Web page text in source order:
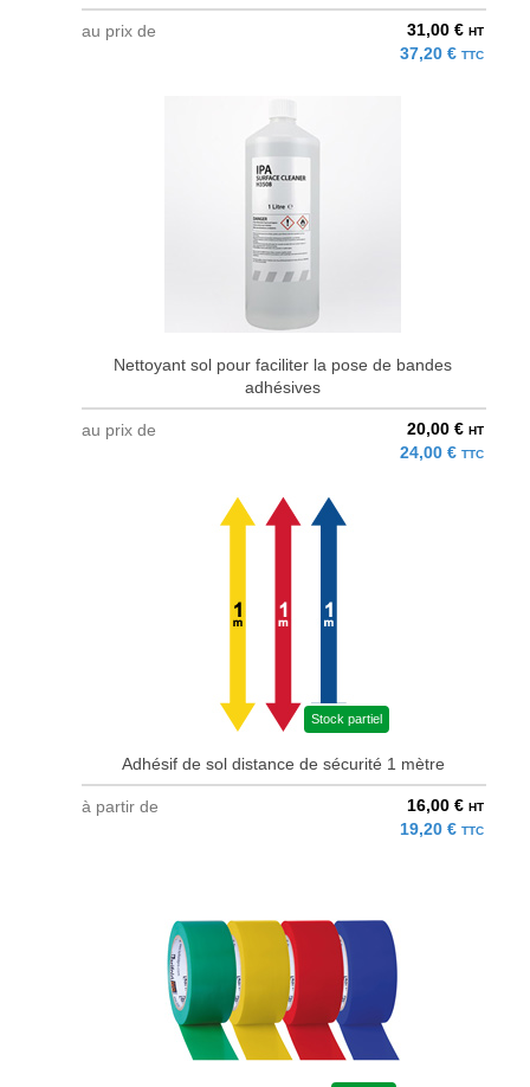
au prix de 31,00 € HT
37,20 € TTC
Nettoyant sol pour faciliter la pose de bandes
adhésives
au prix de 20,00 € HT
24,00 € TTC
Stock partiel
Adhésif de sol distance de sécurité 1 mètre
à partir de 16,00 € HT
19,20 € TTC